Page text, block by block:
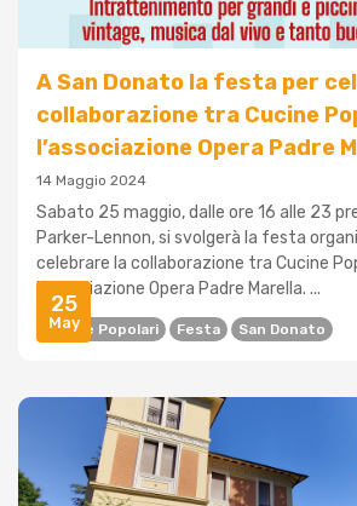
25
May
A San Donato la festa per
collaborazione tra Cucine
l’associazione Opera Padre
14 Maggio 2024
Sabato 25 maggio, dalle ore 16 alle 23
Parker-Lennon, si svolgerà la festa
celebrare la collaborazione tra Cucine
l'associazione Opera Padre Marella. ...
Cucine Popolari Festa San Donato